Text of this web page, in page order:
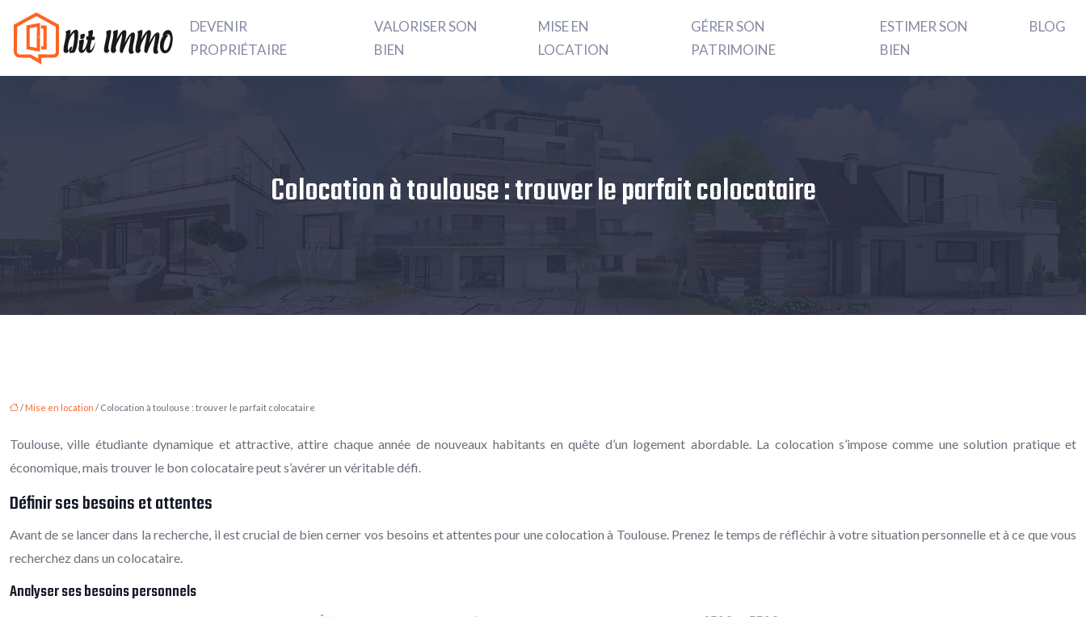
DEVENIR
PROPRIÉTAIRE
VALORISER SON
BIEN
MISE EN
LOCATION
GÉRER SON
PATRIMOINE
ESTIMER SON
BIEN
BLOG
Colocation à toulouse : trouver le parfait colocataire
/ Mise en location / Colocation à toulouse : trouver le parfait colocataire
Toulouse, ville étudiante dynamique et attractive, attire chaque année de nouveaux habitants en quête d’un logement abordable. La colocation s’impose comme une solution pratique et
économique, mais trouver le bon colocataire peut s’avérer un véritable défi.
Définir ses besoins et attentes
Avant de se lancer dans la recherche, il est crucial de bien cerner vos besoins et attentes pour une colocation à Toulouse. Prenez le temps de réfléchir à votre situation personnelle et à ce que vous
recherchez dans un colocataire.
Analyser ses besoins personnels